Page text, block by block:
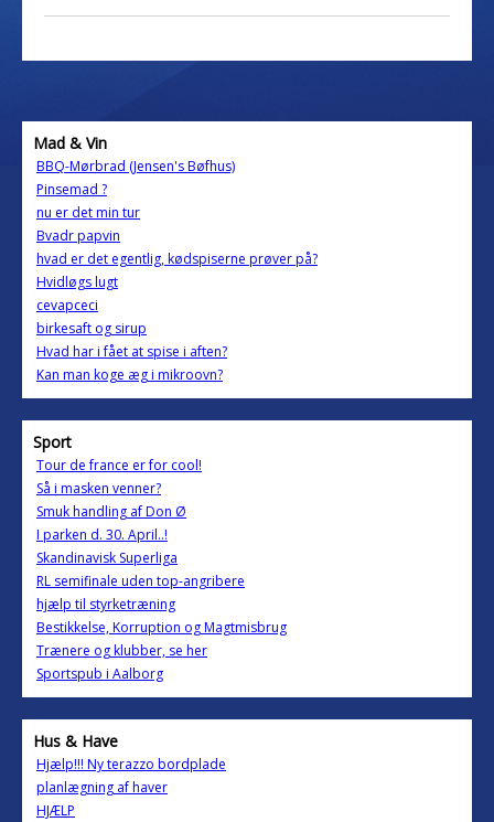
Mad & Vin
BBQ-Mørbrad (Jensen's Bøfhus)
Pinsemad ?
nu er det min tur
Bvadr papvin
hvad er det egentlig, kødspiserne prøver på?
Hvidløgs lugt
cevapceci
birkesaft og sirup
Hvad har i fået at spise i aften?
Kan man koge æg i mikroovn?
Sport
Tour de france er for cool!
Så i masken venner?
Smuk handling af Don Ø
I parken d. 30. April..!
Skandi­navisk Superliga
RL semifinale uden top-angribere
hjælp til styrketræning
Bestikkelse, Korruption og Magtmisbrug
Trænere og klubber, se her
Sportspub i Aalborg
Hus & Have
Hjælp!!! Ny terazzo bordplade
planlægning af haver
HJÆLP